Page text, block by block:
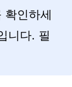
확인하세
니다. 필